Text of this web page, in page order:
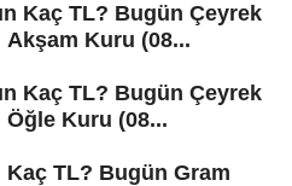
Kaç TL? Bugün Çeyrek
Akşam Kuru (08...
Kaç TL? Bugün Çeyrek
Öğle Kuru (08...
Kaç TL? Bugün Gram